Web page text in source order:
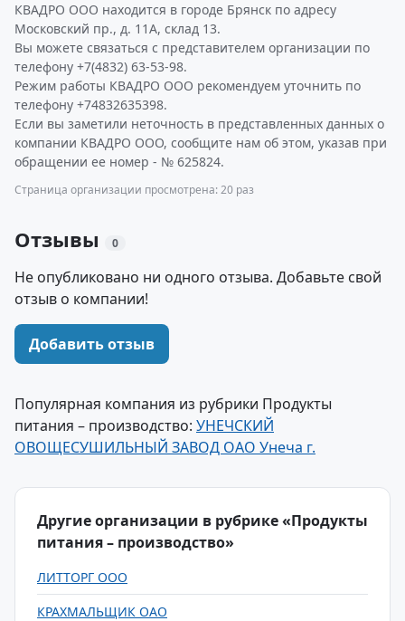
КВАДРО ООО находится в городе Брянск по адресу
Московский пр., д. 11А, склад 13.
Вы можете связаться с представителем организации по
телефону +7(4832) 63-53-98.
Режим работы КВАДРО ООО рекомендуем уточнить по
телефону +74832635398.
Если вы заметили неточность в представленных данных о
компании КВАДРО ООО, сообщите нам об этом, указав при
обращении ее номер - № 625824.
Страница организации просмотрена: 20 раз
Отзывы 0
Не опубликовано ни одного отзыва. Добавьте свой
отзыв о компании!
Добавить отзыв
Популярная компания из рубрики Продукты
питания – производство: УНЕЧСКИЙ
ОВОЩЕСУШИЛЬНЫЙ ЗАВОД ОАО Унеча г.
Другие организации в рубрике «Продукты
питания – производство»
ЛИТТОРГ ООО
КРАХМАЛЬЩИК ОАО